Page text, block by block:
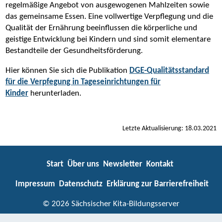
regelmäßige Angebot von ausgewogenen Mahlzeiten sowie
das gemeinsame Essen. Eine vollwertige Verpflegung und die
Qualität der Ernährung beeinflussen die körperliche und
geistige Entwicklung bei Kindern und sind somit elementare
Bestandteile der Gesundheitsförderung.
Hier können Sie sich die Publikation DGE-Qualitätsstandard
für die Verpfegung in Tageseinrichtungen für
Kinder herunterladen.
Letzte Aktualisierung: 18.03.2021
Start Über uns Newsletter Kontakt
Impressum Datenschutz Erklärung zur Barrierefreiheit
© 2026 Sächsischer Kita-Bildungsserver